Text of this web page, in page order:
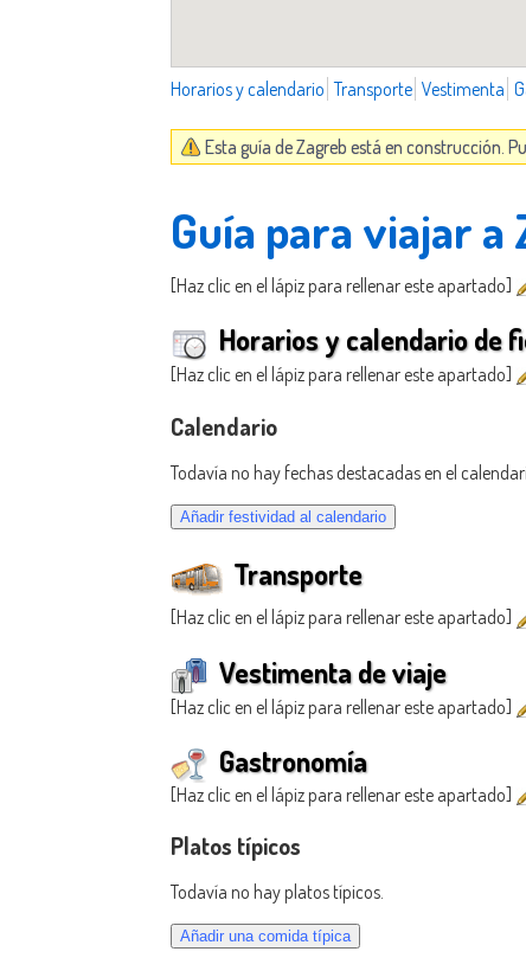
Horarios y calendario Transporte Vestimenta
Esta guía de Zagreb está en construcción.
Guía para viajar a
[Haz clic en el lápiz para rellenar este apartado]
Horarios y calendario de
[Haz clic en el lápiz para rellenar este apartado]
Calendario
Todavía no hay fechas destacadas en el
Transporte
[Haz clic en el lápiz para rellenar este apartado]
Vestimenta de viaje
[Haz clic en el lápiz para rellenar este apartado]
Gastronomía
[Haz clic en el lápiz para rellenar este apartado]
Platos típicos
Todavía no hay platos típicos.